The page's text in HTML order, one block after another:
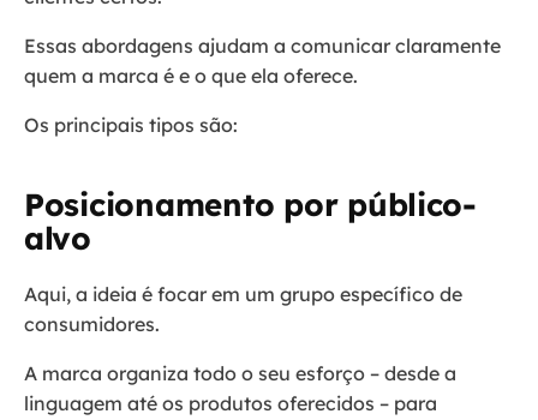
Essas abordagens ajudam a comunicar claramente
quem a marca é e o que ela oferece.
Os principais tipos são:
Posicionamento por público-
alvo
Aqui, a ideia é focar em um grupo específico de
consumidores.
A marca organiza todo o seu esforço – desde a
linguagem até os produtos oferecidos – para